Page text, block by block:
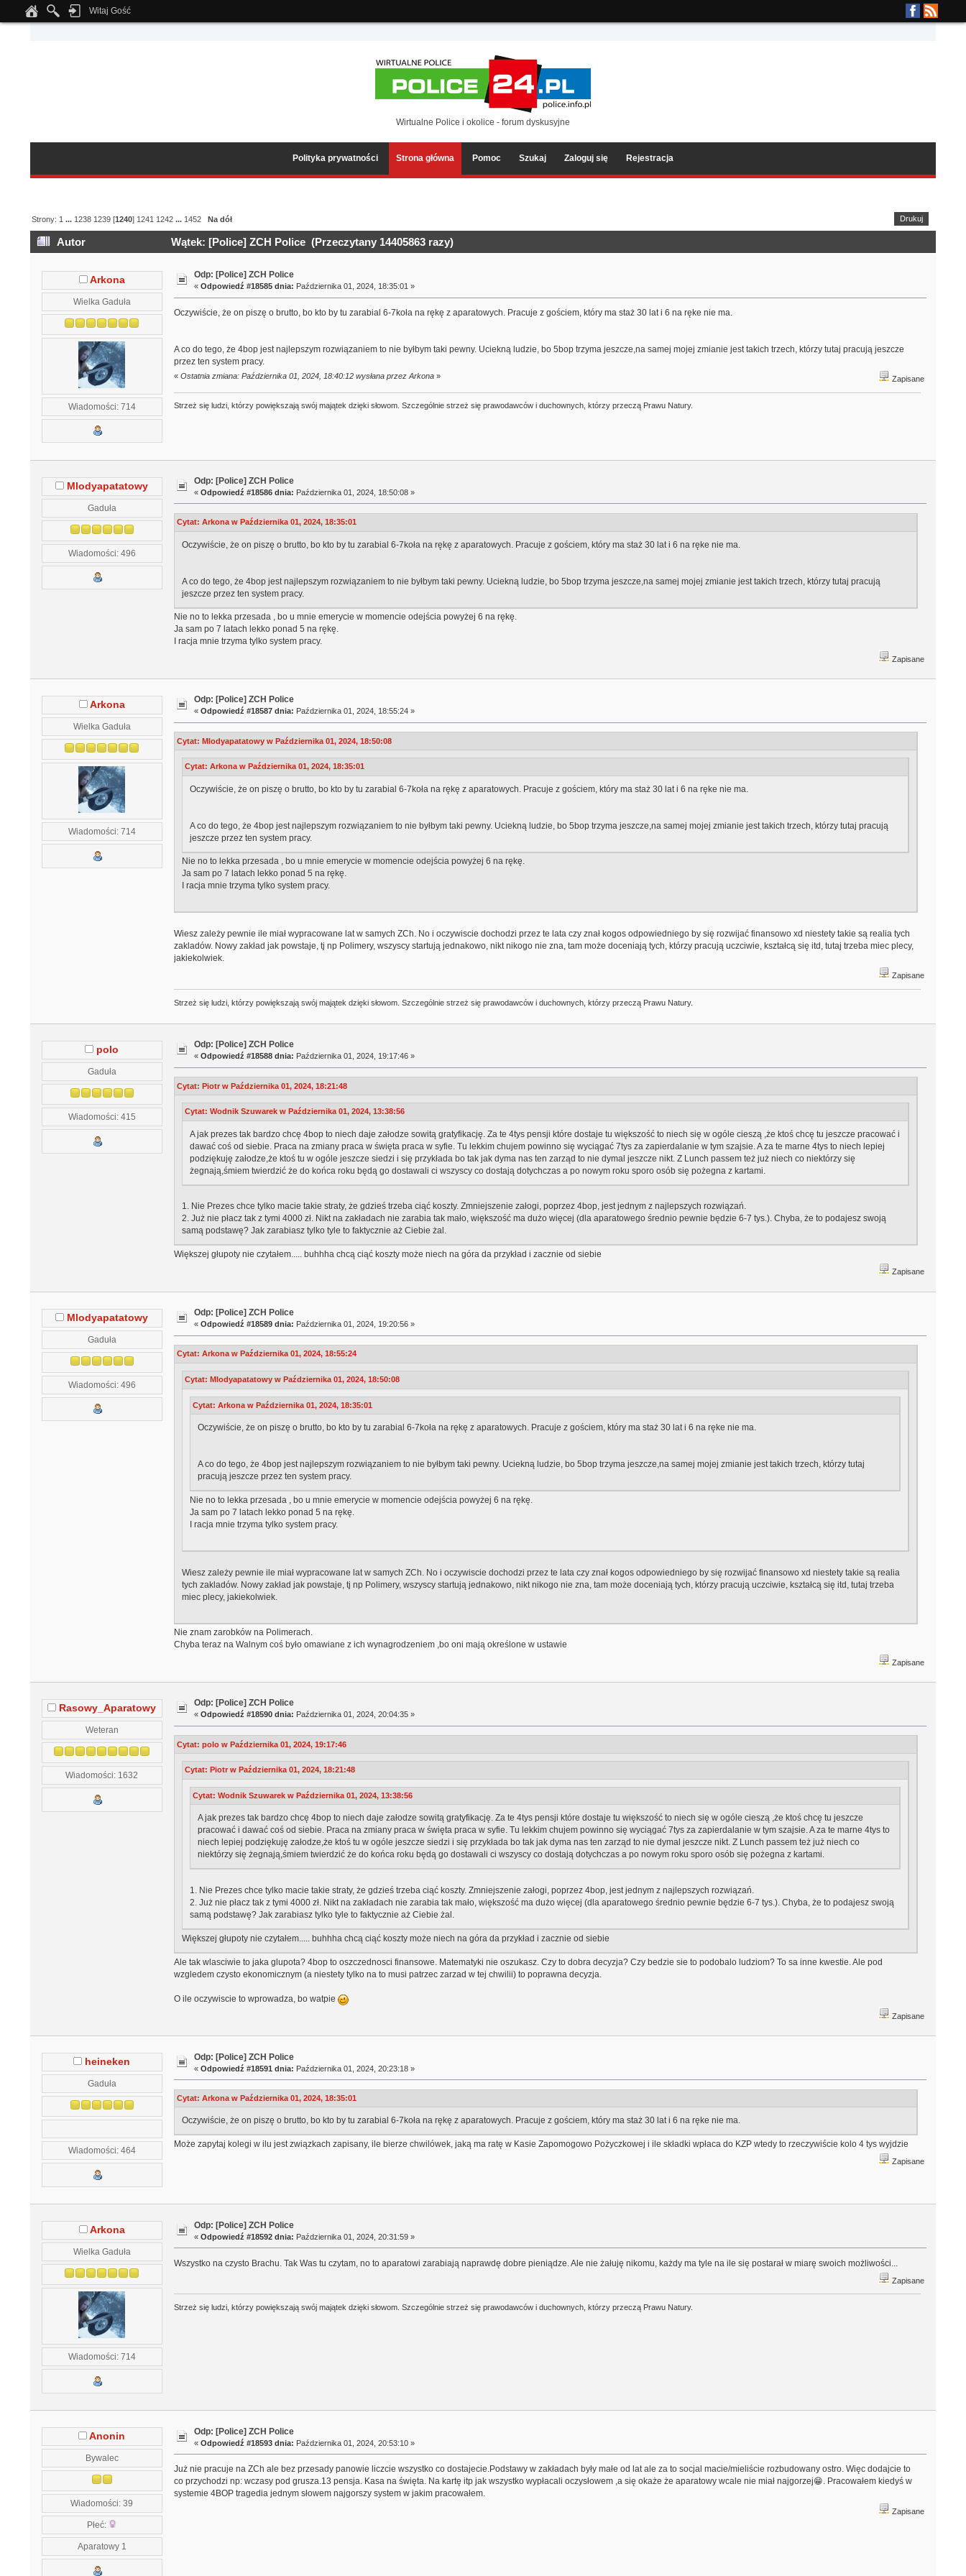
Notice: Undefined index: tapatalk_body_hook in
Witaj Gość
Wirtualne Police i okolice - forum dyskusyjne
Polityka prywatności Strona główna Pomoc Szukaj Zaloguj się Rejestracja
Drukuj
Strony: 1 ... 1238 1239 [1240] 1241 1242 ... 1452 Na dół
Autor Wątek: [Police] ZCH Police (Przeczytany 14405863 razy)
Arkona
Wielka Gaduła
Wiadomości: 714
Odp: [Police] ZCH Police
«Odpowiedź #18585 dnia: Października 01, 2024, 18:35:01 »
Oczywiście, że on piszę o brutto, bo kto by tu zarabial 6-7koła na rękę z aparatowych. Pracuje z gościem, który ma staż 30 lat i 6 na ręke nie ma.
A co do tego, że 4bop jest najlepszym rozwiązaniem to nie byłbym taki pewny. Uciekną ludzie, bo 5bop trzyma jeszcze,na samej mojej zmianie jest takich trzech, którzy tutaj pracują jeszcze
przez ten system pracy.
« Ostatnia zmiana: Października 01, 2024, 18:40:12 wysłana przez Arkona» Zapisane
Strzeż się ludzi, którzy powiększają swój majątek dzięki słowom. Szczególnie strzeż się prawodawców i duchownych, którzy przeczą Prawu Natury.
Mlodyapatatowy
Gaduła
Wiadomości: 496
Odp: [Police] ZCH Police
«Odpowiedź #18586 dnia: Października 01, 2024, 18:50:08 »
Cytat: Arkona w Października 01, 2024, 18:35:01
Oczywiście, że on piszę o brutto, bo kto by tu zarabial 6-7koła na rękę z aparatowych. Pracuje z gościem, który ma staż 30 lat i 6 na ręke nie ma.
A co do tego, że 4bop jest najlepszym rozwiązaniem to nie byłbym taki pewny. Uciekną ludzie, bo 5bop trzyma jeszcze,na samej mojej zmianie jest takich trzech, którzy tutaj pracują
jeszcze przez ten system pracy.
Nie no to lekka przesada , bo u mnie emerycie w momencie odejścia powyżej 6 na rękę.
Ja sam po 7 latach lekko ponad 5 na rękę.
I racja mnie trzyma tylko system pracy.
Zapisane
Arkona
Wielka Gaduła
Wiadomości: 714
Odp: [Police] ZCH Police
«Odpowiedź #18587 dnia: Października 01, 2024, 18:55:24 »
Cytat: Mlodyapatatowy w Października 01, 2024, 18:50:08
Cytat: Arkona w Października 01, 2024, 18:35:01
Oczywiście, że on piszę o brutto, bo kto by tu zarabial 6-7koła na rękę z aparatowych. Pracuje z gościem, który ma staż 30 lat i 6 na ręke nie ma.
A co do tego, że 4bop jest najlepszym rozwiązaniem to nie byłbym taki pewny. Uciekną ludzie, bo 5bop trzyma jeszcze,na samej mojej zmianie jest takich trzech, którzy tutaj pracują
jeszcze przez ten system pracy.
Nie no to lekka przesada , bo u mnie emerycie w momencie odejścia powyżej 6 na rękę.
Ja sam po 7 latach lekko ponad 5 na rękę.
I racja mnie trzyma tylko system pracy.
Wiesz zależy pewnie ile miał wypracowane lat w samych ZCh. No i oczywiscie dochodzi przez te lata czy znał kogos odpowiedniego by się rozwijać finansowo xd niestety takie są realia tych
zakladów. Nowy zakład jak powstaje, tj np Polimery, wszyscy startują jednakowo, nikt nikogo nie zna, tam może doceniają tych, którzy pracują uczciwie, kształcą się itd, tutaj trzeba miec plecy,
jakiekolwiek.
Zapisane
Strzeż się ludzi, którzy powiększają swój majątek dzięki słowom. Szczególnie strzeż się prawodawców i duchownych, którzy przeczą Prawu Natury.
polo
Gaduła
Wiadomości: 415
Odp: [Police] ZCH Police
«Odpowiedź #18588 dnia: Października 01, 2024, 19:17:46 »
Cytat: Piotr w Października 01, 2024, 18:21:48
Cytat: Wodnik Szuwarek w Października 01, 2024, 13:38:56
A jak prezes tak bardzo chcę 4bop to niech daje załodze sowitą gratyfikację. Za te 4tys pensji które dostaje tu większość to niech się w ogóle cieszą ,że ktoś chcę tu jeszcze pracować i
dawać coś od siebie. Praca na zmiany praca w święta praca w syfie. Tu lekkim chujem powinno się wyciągać 7tys za zapierdalanie w tym szajsie. A za te marne 4tys to niech lepiej
podziękuję załodze,że ktoś tu w ogóle jeszcze siedzi i się przykłada bo tak jak dyma nas ten zarząd to nie dymal jeszcze nikt. Z Lunch passem też już niech co niektórzy się
żegnają,śmiem twierdzić że do końca roku będą go dostawali ci wszyscy co dostają dotychczas a po nowym roku sporo osób się pożegna z kartami.
1. Nie Prezes chce tylko macie takie straty, że gdzieś trzeba ciąć koszty. Zmniejszenie załogi, poprzez 4bop, jest jednym z najlepszych rozwiązań.
2. Już nie płacz tak z tymi 4000 zł. Nikt na zakładach nie zarabia tak mało, większość ma dużo więcej (dla aparatowego średnio pewnie będzie 6-7 tys.). Chyba, że to podajesz swoją
samą podstawę? Jak zarabiasz tylko tyle to faktycznie aż Ciebie żal.
Większej głupoty nie czytałem..... buhhha chcą ciąć koszty może niech na góra da przykład i zacznie od siebie
Zapisane
Mlodyapatatowy
Gaduła
Wiadomości: 496
Odp: [Police] ZCH Police
«Odpowiedź #18589 dnia: Października 01, 2024, 19:20:56 »
Cytat: Arkona w Października 01, 2024, 18:55:24
Cytat: Mlodyapatatowy w Października 01, 2024, 18:50:08
Cytat: Arkona w Października 01, 2024, 18:35:01
Oczywiście, że on piszę o brutto, bo kto by tu zarabial 6-7koła na rękę z aparatowych. Pracuje z gościem, który ma staż 30 lat i 6 na ręke nie ma.
A co do tego, że 4bop jest najlepszym rozwiązaniem to nie byłbym taki pewny. Uciekną ludzie, bo 5bop trzyma jeszcze,na samej mojej zmianie jest takich trzech, którzy tutaj
pracują jeszcze przez ten system pracy.
Nie no to lekka przesada , bo u mnie emerycie w momencie odejścia powyżej 6 na rękę.
Ja sam po 7 latach lekko ponad 5 na rękę.
I racja mnie trzyma tylko system pracy.
Wiesz zależy pewnie ile miał wypracowane lat w samych ZCh. No i oczywiscie dochodzi przez te lata czy znał kogos odpowiedniego by się rozwijać finansowo xd niestety takie są realia
tych zakladów. Nowy zakład jak powstaje, tj np Polimery, wszyscy startują jednakowo, nikt nikogo nie zna, tam może doceniają tych, którzy pracują uczciwie, kształcą się itd, tutaj trzeba
miec plecy, jakiekolwiek.
Nie znam zarobków na Polimerach.
Chyba teraz na Walnym coś było omawiane z ich wynagrodzeniem ,bo oni mają określone w ustawie
Zapisane
Rasowy_Aparatowy
Weteran
Wiadomości: 1632
Odp: [Police] ZCH Police
«Odpowiedź #18590 dnia: Października 01, 2024, 20:04:35 »
Cytat: polo w Października 01, 2024, 19:17:46
Cytat: Piotr w Października 01, 2024, 18:21:48
Cytat: Wodnik Szuwarek w Października 01, 2024, 13:38:56
A jak prezes tak bardzo chcę 4bop to niech daje załodze sowitą gratyfikację. Za te 4tys pensji które dostaje tu większość to niech się w ogóle cieszą ,że ktoś chcę tu jeszcze
pracować i dawać coś od siebie. Praca na zmiany praca w święta praca w syfie. Tu lekkim chujem powinno się wyciągać 7tys za zapierdalanie w tym szajsie. A za te marne 4tys to
niech lepiej podziękuję załodze,że ktoś tu w ogóle jeszcze siedzi i się przykłada bo tak jak dyma nas ten zarząd to nie dymal jeszcze nikt. Z Lunch passem też już niech co
niektórzy się żegnają,śmiem twierdzić że do końca roku będą go dostawali ci wszyscy co dostają dotychczas a po nowym roku sporo osób się pożegna z kartami.
1. Nie Prezes chce tylko macie takie straty, że gdzieś trzeba ciąć koszty. Zmniejszenie załogi, poprzez 4bop, jest jednym z najlepszych rozwiązań.
2. Już nie płacz tak z tymi 4000 zł. Nikt na zakładach nie zarabia tak mało, większość ma dużo więcej (dla aparatowego średnio pewnie będzie 6-7 tys.). Chyba, że to podajesz swoją
samą podstawę? Jak zarabiasz tylko tyle to faktycznie aż Ciebie żal.
Większej głupoty nie czytałem..... buhhha chcą ciąć koszty może niech na góra da przykład i zacznie od siebie
Ale tak wlasciwie to jaka glupota? 4bop to oszczednosci finansowe. Matematyki nie oszukasz. Czy to dobra decyzja? Czy bedzie sie to podobalo ludziom? To sa inne kwestie. Ale pod
wzgledem czysto ekonomicznym (a niestety tylko na to musi patrzec zarzad w tej chwilii) to poprawna decyzja.
O ile oczywiscie to wprowadza, bo watpie
Zapisane
heineken
Gaduła
Wiadomości: 464
Odp: [Police] ZCH Police
«Odpowiedź #18591 dnia: Października 01, 2024, 20:23:18 »
Cytat: Arkona w Października 01, 2024, 18:35:01
Oczywiście, że on piszę o brutto, bo kto by tu zarabial 6-7koła na rękę z aparatowych. Pracuje z gościem, który ma staż 30 lat i 6 na ręke nie ma.
Może zapytaj kolegi w ilu jest związkach zapisany, ile bierze chwilówek, jaką ma ratę w Kasie Zapomogowo Pożyczkowej i ile składki wpłaca do KZP wtedy to rzeczywiście kolo 4 tys wyjdzie
Zapisane
Arkona
Wielka Gaduła
Wiadomości: 714
Odp: [Police] ZCH Police
«Odpowiedź #18592 dnia: Października 01, 2024, 20:31:59 »
Wszystko na czysto Brachu. Tak Was tu czytam, no to aparatowi zarabiają naprawdę dobre pieniądze. Ale nie żałuję nikomu, każdy ma tyle na ile się postarał w miarę swoich możliwości...
Zapisane
Strzeż się ludzi, którzy powiększają swój majątek dzięki słowom. Szczególnie strzeż się prawodawców i duchownych, którzy przeczą Prawu Natury.
Anonin
Bywalec
Wiadomości: 39
Płeć:
Aparatowy 1
Odp: [Police] ZCH Police
«Odpowiedź #18593 dnia: Października 01, 2024, 20:53:10 »
Już nie pracuje na ZCh ale bez przesady panowie liczcie wszystko co dostajecie.Podstawy w zakładach były małe od lat ale za to socjal macie/mieliście rozbudowany ostro. Więc dodajcie to
co przychodzi np: wczasy pod grusza.13 pensja. Kasa na święta. Na kartę itp jak wszystko wypłacali oczysłowem ,a się okaże że aparatowy wcale nie miał najgorzej😁. Pracowałem kiedyś w
systemie 4BOP tragedia jednym słowem najgorszy system w jakim pracowałem.
Zapisane